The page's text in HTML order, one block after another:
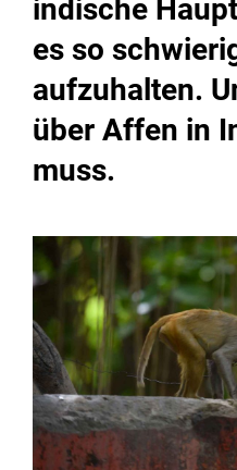
indische
es so
aufzuhalten.
über Affen in
muss.